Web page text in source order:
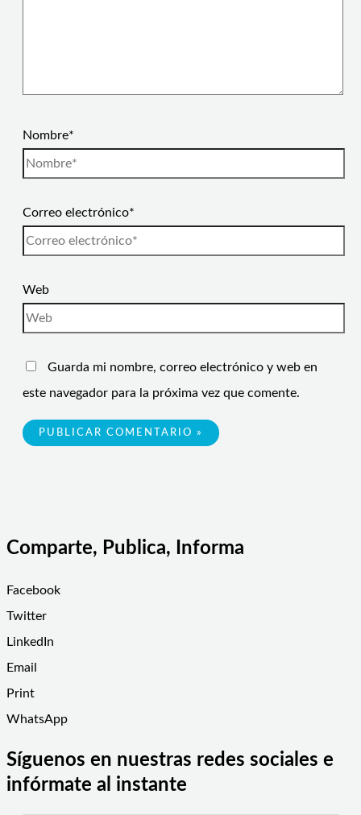
Nombre*
Correo electrónico*
Web
Guarda mi nombre, correo electrónico y web en
este navegador para la próxima vez que comente.
Comparte, Publica, Informa
Facebook
Twitter
LinkedIn
Email
Print
WhatsApp
Síguenos en nuestras redes sociales e
infórmate al instante